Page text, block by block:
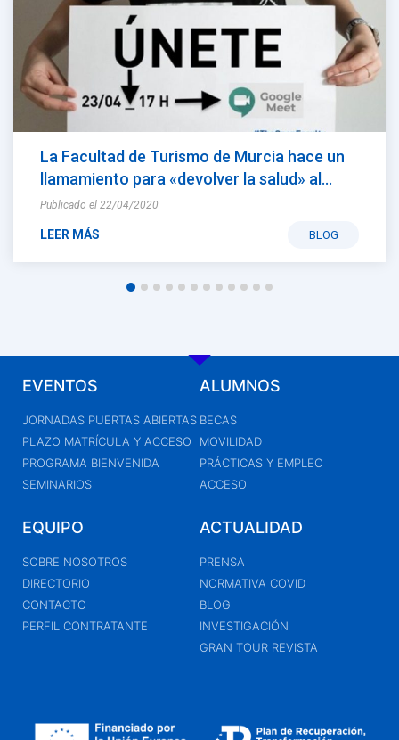
La Facultad de Turismo de Murcia hace un
llamamiento para «devolver la salud» al
sector
Publicado el 22/04/2020
LEER MÁS BLOG
EVENTOS
JORNADAS PUERTAS ABIERTAS
PLAZO MATRÍCULA Y ACCESO
PROGRAMA BIENVENIDA
SEMINARIOS
ALUMNOS
BECAS
MOVILIDAD
PRÁCTICAS Y EMPLEO
ACCESO
EQUIPO
SOBRE NOSOTROS
DIRECTORIO
CONTACTO
PERFIL CONTRATANTE
ACTUALIDAD
PRENSA
NORMATIVA COVID
BLOG
INVESTIGACIÓN
GRAN TOUR REVISTA